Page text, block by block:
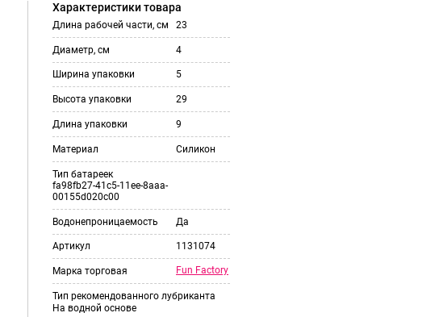
Характеристики товара
Длина рабочей части, см 23
Диаметр, см 4
Ширина упаковки 5
Высота упаковки 29
Длина упаковки 9
Материал Силикон
Тип батареек
fa98fb27-41c5-11ee-8aaa-
00155d020c00
Водонепроницаемость Да
Артикул 1131074
Марка торговая Fun Factory
Тип рекомендованного лубриканта
На водной основе